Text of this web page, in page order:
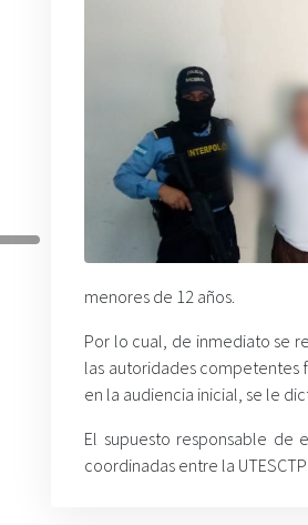
menores de 12 años.
Por lo cual, de inmediato se
las autoridades
en la audiencia inicial, se le
El supuesto responsable de
coordinadas entre la UTESCTP